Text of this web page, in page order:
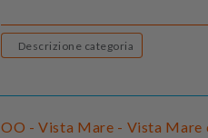
Descrizione categoria
OO - Vista Mare - Vista Mare